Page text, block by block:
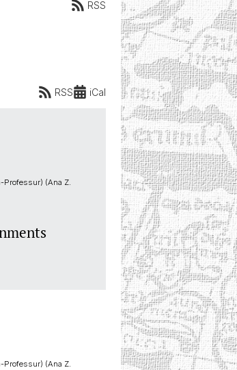
RSS
RSS iCal
Professur) (Ana Z.
Professur) (Ana Z.